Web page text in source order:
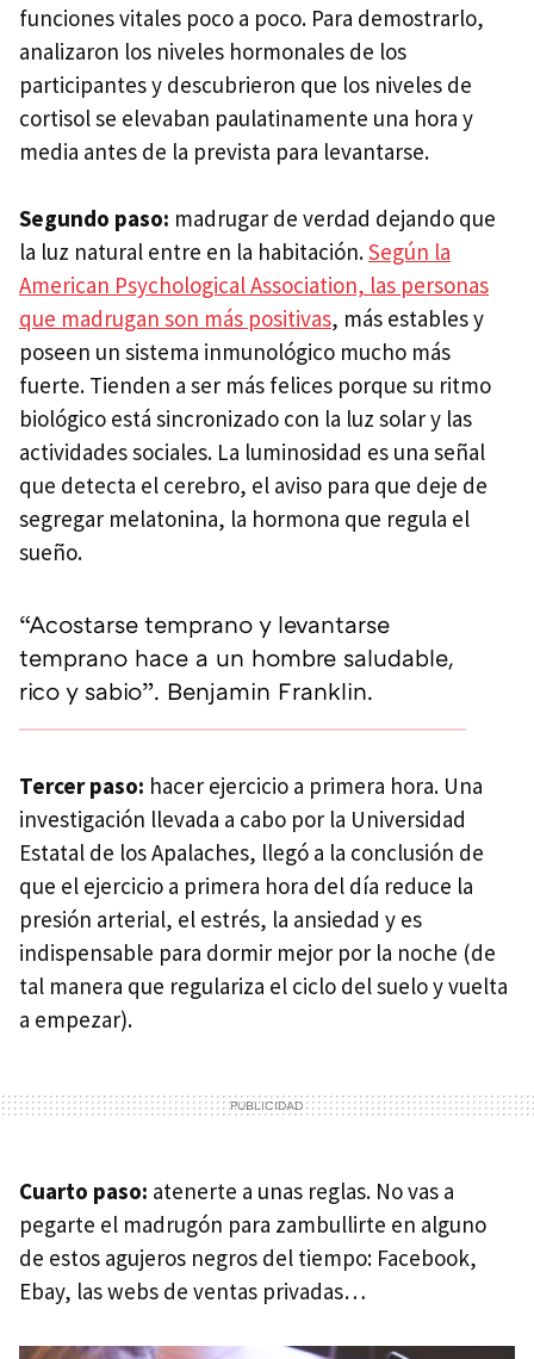
funciones vitales poco a poco. Para demostrarlo,
analizaron los niveles hormonales de los
participantes y descubrieron que los niveles de
cortisol se elevaban paulatinamente una hora y
media antes de la prevista para levantarse.
Segundo paso: madrugar de verdad dejando que
la luz natural entre en la habitación.Según la
American Psychological Association, las personas
que madrugan son más positivas, más estables y
poseen un sistema inmunológico mucho más
fuerte. Tienden a ser más felices porque su ritmo
biológico está sincronizado con la luz solar y las
actividades sociales. La luminosidad es una señal
que detecta el cerebro, el aviso para que deje de
segregar melatonina, la hormona que regula el
sueño.
“Acostarse temprano y levantarse
temprano hace a un hombre saludable,
rico y sabio”. Benjamin Franklin.
Tercer paso: hacer ejercicio a primera hora. Una
investigación llevada a cabo por la Universidad
Estatal de los Apalaches, llegó a la conclusión de
que el ejercicio a primera hora del día reduce la
presión arterial, el estrés, la ansiedad y es
indispensable para dormir mejor por la noche (de
tal manera que regulariza el ciclo del suelo y vuelta
a empezar).
Cuarto paso: atenerte a unas reglas. No vas a
pegarte el madrugón para zambullirte en alguno
de estos agujeros negros del tiempo: Facebook,
Ebay, las webs de ventas privadas…